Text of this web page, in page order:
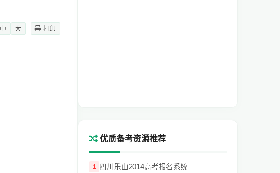
中 大 打印
优质备考资源推荐
1 四川乐山2014高考报名系统